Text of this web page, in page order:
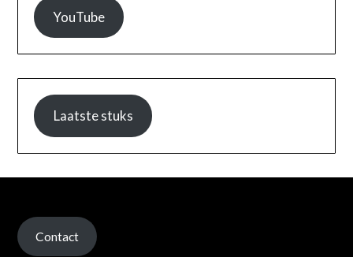
YouTube
Laatste stuks
Contact